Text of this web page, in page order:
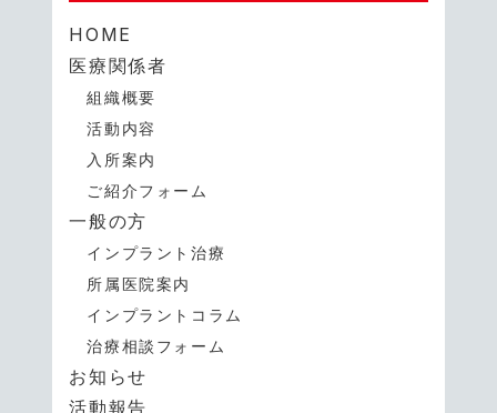
HOME
医療関係者
組織概要
活動内容
入所案内
ご紹介フォーム
一般の方
インプラント治療
所属医院案内
インプラントコラム
治療相談フォーム
お知らせ
活動報告